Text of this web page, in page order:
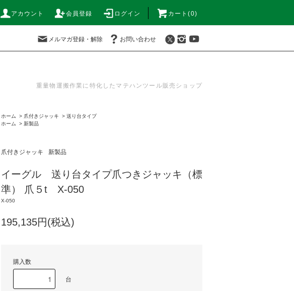
アカウント 会員登録 ログイン カート(0)
メルマガ登録・解除 お問い合わせ
重量物運搬作業に特化したマテハンツール販売ショップ
ホーム > 爪付きジャッキ > 送り台タイプ
ホーム
> 新製品
爪付きジャッキ 新製品
イーグル 送り台タイプ爪つきジャッキ（標
準） 爪５t X-050
X-050
195,135円(税込)
購入数
台